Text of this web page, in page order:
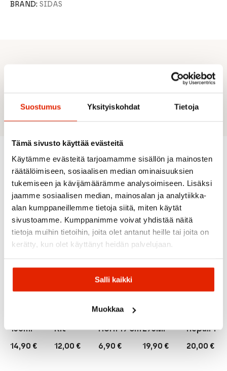
Suostumus Yksityiskohdat Tietoja
Tämä sivusto käyttää evästeitä
Käytämme evästeitä tarjoamamme sisällön ja mainosten
räätälöimiseen, sosiaalisen median ominaisuuksien
tukemiseen ja kävijämäärämme analysoimiseen. Lisäksi
jaamme sosiaalisen median, mainosalan ja analytiikka-
alan kumppaneillemme tietoja siitä, miten käytät
sivustoamme. Kumppanimme voivat yhdistää näitä
tietoja muihin tietoihin, joita olet antanut heille tai joita on
kerätty, kun olet käyttänyt heidän palvelujaan.
Salli kaikki
Muokkaa
BRAND:SIDAS
Light and comfortable
Recommended for you
Meindl
14,90 €
150ml
12,00 €
Kit
6,90 €
Springyard
Horn 19 cm
Grangers
19,90 €
275Ml
20,00 €
Repair Kit